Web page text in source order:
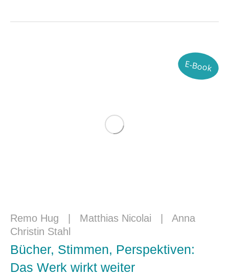
E-Book
Remo Hug Matthias Nicolai
Anna
Christin Stahl
Bücher, Stimmen, Perspektiven:
Das Werk wirkt weiter